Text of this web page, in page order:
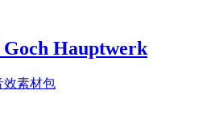
Hauptwerk